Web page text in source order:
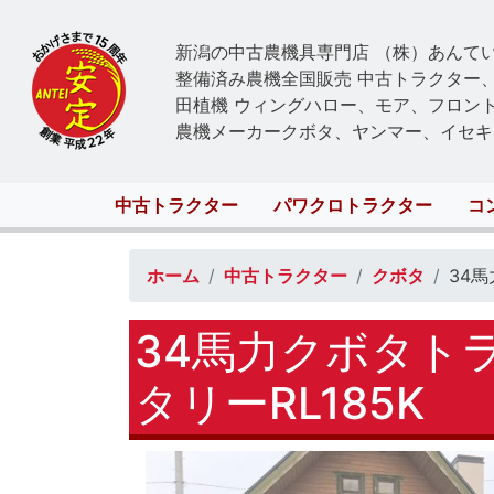
新潟の中古農機具専門店 （株）あんて
整備済み農機全国販売 中古トラクター
田植機 ウィングハロー、モア、フロン
農機メーカークボタ、ヤンマー、イセ
Main
navigation
中古トラクター パワクロトラクター コ
ホーム 中古トラクター クボタ 34馬
34馬力クボタト
タリーRL185K